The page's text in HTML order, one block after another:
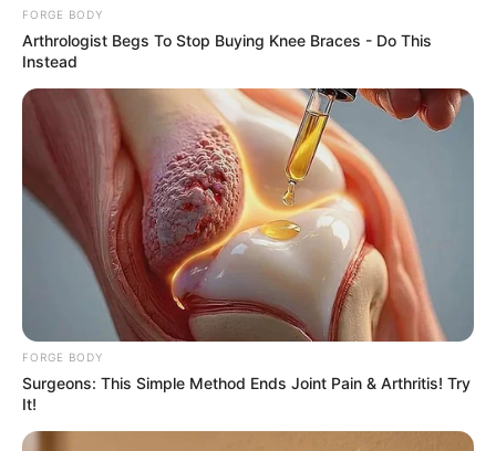
คำทำนายโดย อ.มิก พชร ทูตเทวะ
เคล็ดลับเสริมดวง
FORGE BODY
Arthrologist Begs To Stop Buying Knee Braces - Do This
Instead
FORGE BODY
Surgeons: This Simple Method Ends Joint Pain & Arthritis! Try
It!